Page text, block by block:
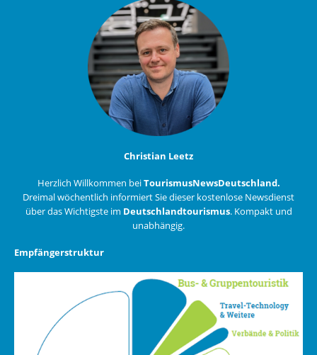
Christian Leetz
Herzlich Willkommen beiTourismusNewsDeutschland.
Dreimal wöchentlich informiert Sie dieser kostenlose Newsdienst
über das Wichtigste im Deutschlandtourismus. Kompakt und
unabhängig.
Empfängerstruktur